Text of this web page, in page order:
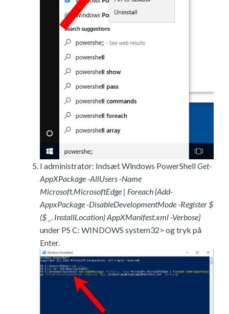
I administrator: Indsæt Windows PowerShellGet-
AppXPackage -AllUsers -Name
Microsoft.MicrosoftEdge | Foreach {Add-
AppxPackage -DisableDevelopmentMode -Register $
($ _. InstallLocation) AppXManifest.xml -Verbose}
under PS C: WINDOWS system32> og tryk på
Enter.